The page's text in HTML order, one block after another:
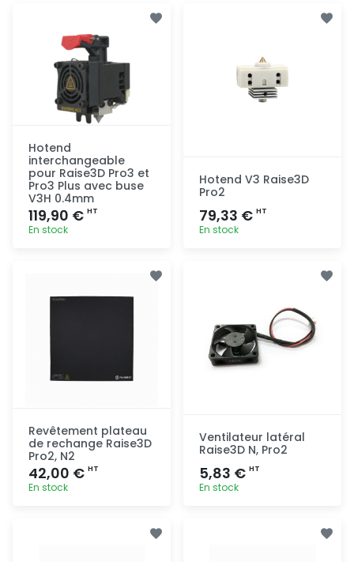
Hotend
interchangeable
pour Raise3D Pro3 et
Pro3 Plus avec buse
V3H 0.4mm
119,90 € HT
En stock
Hotend V3 Raise3D
Pro2
79,33 € HT
En stock
Revêtement plateau
de rechange Raise3D
Pro2, N2
42,00 € HT
En stock
Ventilateur latéral
Raise3D N, Pro2
5,83 € HT
En stock